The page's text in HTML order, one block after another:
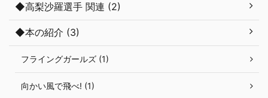
◆高梨沙羅選手 関連 (2)
◆本の紹介 (3)
フライングガールズ (1)
向かい風で飛べ! (1)